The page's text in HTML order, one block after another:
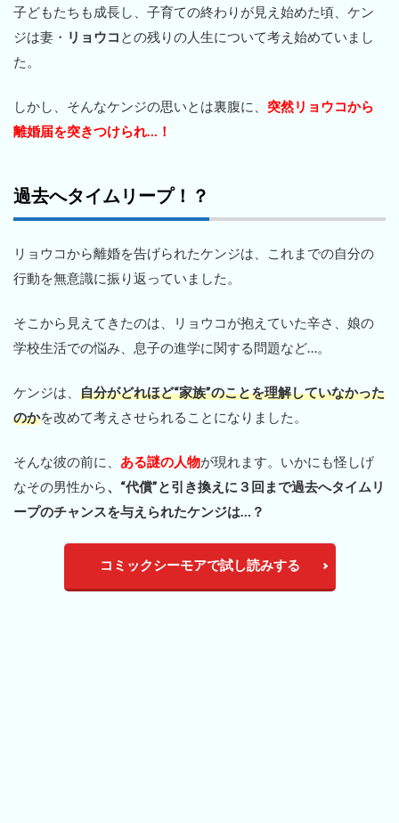
子どもたちも成長し、子育ての終わりが見え始めた頃、ケン
ジは妻・ リョウコ との残りの人生について考え始めていまし
た。
しかし、そんなケンジの思いとは裏腹に、 突然リョウコから
離婚届を突きつけられ…！
過去へタイムリープ！？
リョウコから離婚を告げられたケンジは、これまでの自分の
行動を無意識に振り返っていました。
そこから見えてきたのは、リョウコが抱えていた辛さ、娘の
学校生活での悩み、息子の進学に関する問題など…。
ケンジは、 自分がどれほど“家族”のことを理解していなかった
のかを改めて考えさせられることになりました。
そんな彼の前に、 ある謎の人物が現れます。いかにも怪しげ
なその男性から、“代償”と引き換えに３回まで過去へタイムリ
ープのチャンスを与えられたケンジは…？
コミックシーモアで試し読みする